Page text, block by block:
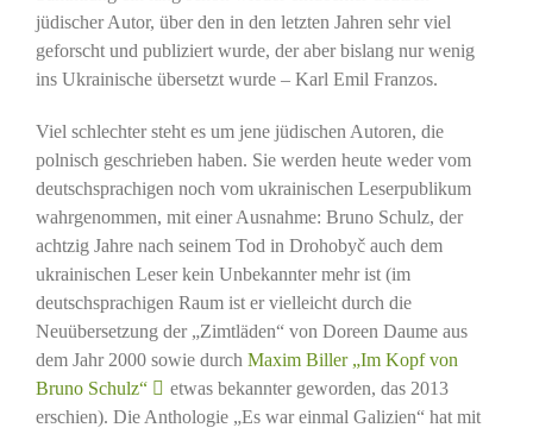
jüdischer Autor, über den in den letzten Jahren sehr viel
geforscht und publiziert wurde, der aber bislang nur wenig
ins Ukrainische übersetzt wurde – Karl Emil Franzos.
Viel schlechter steht es um jene jüdischen Autoren, die
polnisch geschrieben haben. Sie werden heute weder vom
deutschsprachigen noch vom ukrainischen Leserpublikum
wahrgenommen, mit einer Ausnahme: Bruno Schulz, der
achtzig Jahre nach seinem Tod in Drohobyč auch dem
ukrainischen Leser kein Unbekannter mehr ist (im
deutschsprachigen Raum ist er vielleicht durch die
Neuübersetzung der „Zimtläden“ von Doreen Daume aus
dem Jahr 2000 sowie durch Maxim Biller „Im Kopf von
Bruno Schulz“
etwas bekannter geworden, das 2013
erschien). Die Anthologie „Es war einmal Galizien“ hat mit